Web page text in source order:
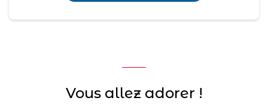
Vous allez adorer !